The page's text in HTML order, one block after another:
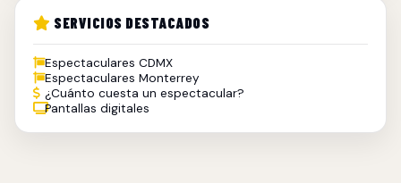
SERVICIOS DESTACADOS
Espectaculares CDMX
Espectaculares Monterrey
¿Cuánto cuesta un espectacular?
Pantallas digitales